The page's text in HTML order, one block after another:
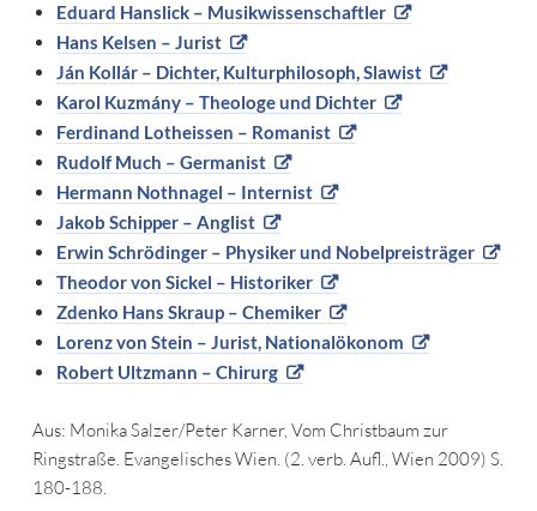
Eduard Hanslick – Musikwissenschaftler
Hans Kelsen – Jurist
Ján Kollár – Dichter, Kulturphilosoph, Slawist
Karol Kuzmány – Theologe und Dichter
Ferdinand Lotheissen – Romanist
Rudolf Much – Germanist
Hermann Nothnagel – Internist
Jakob Schipper – Anglist
Erwin Schrödinger – Physiker und Nobelpreisträger
Theodor von Sickel – Historiker
Zdenko Hans Skraup – Chemiker
Lorenz von Stein – Jurist, Nationalökonom
Robert Ultzmann – Chirurg
Aus: Monika Salzer/Peter Karner, Vom Christbaum zur
Ringstraße. Evangelisches Wien. (2. verb. Aufl., Wien 2009) S.
180-188.